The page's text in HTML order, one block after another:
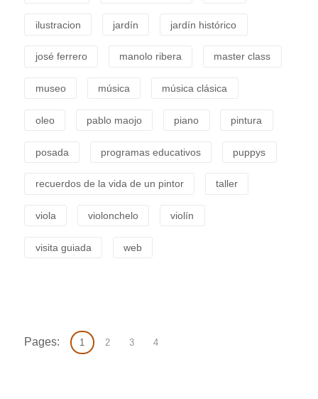
ilustracion jardín jardín histórico
josé ferrero manolo ribera master class
museo música música clásica
oleo pablo maojo piano pintura
posada programas educativos puppys
recuerdos de la vida de un pintor taller
viola violonchelo violín
visita guiada web
Pages: 1 2 3 4